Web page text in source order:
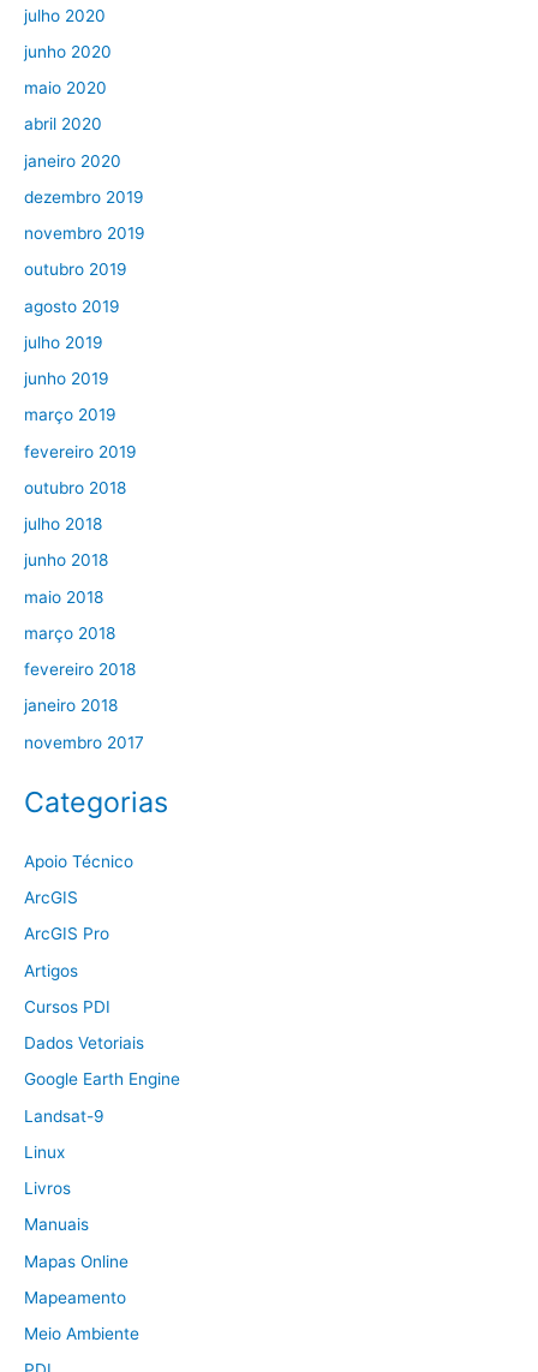
julho 2020
junho 2020
maio 2020
abril 2020
janeiro 2020
dezembro 2019
novembro 2019
outubro 2019
agosto 2019
julho 2019
junho 2019
março 2019
fevereiro 2019
outubro 2018
julho 2018
junho 2018
maio 2018
março 2018
fevereiro 2018
janeiro 2018
novembro 2017
Categorias
Apoio Técnico
ArcGIS
ArcGIS Pro
Artigos
Cursos PDI
Dados Vetoriais
Google Earth Engine
Landsat-9
Linux
Livros
Manuais
Mapas Online
Mapeamento
Meio Ambiente